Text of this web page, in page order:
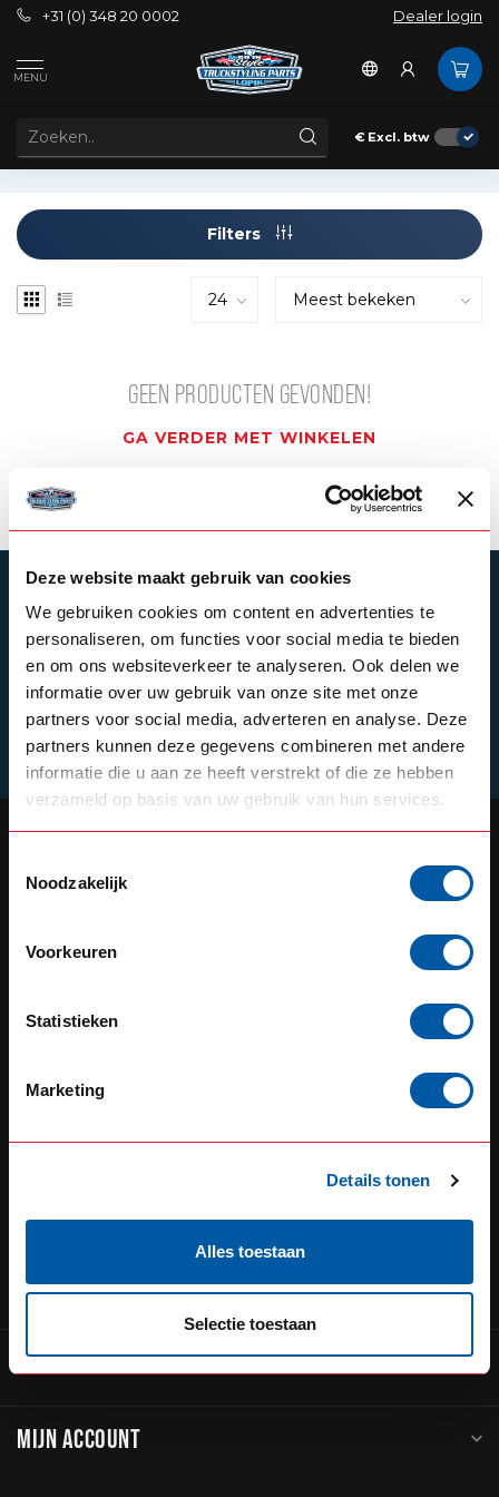
Deze website maakt gebruik van cookies
We gebruiken cookies om content en advertenties te
personaliseren, om functies voor social media te bieden
en om ons websiteverkeer te analyseren. Ook delen we
informatie over uw gebruik van onze site met onze
partners voor social media, adverteren en analyse. Deze
partners kunnen deze gegevens combineren met andere
informatie die u aan ze heeft verstrekt of die ze hebben
verzameld op basis van uw gebruik van hun services.
Noodzakelijk
Voorkeuren
Statistieken
Marketing
Details tonen
Alles toestaan
Selectie toestaan
+31 (0) 348 20 0002 Dealer login
MENU
€ Excl. btw
Tags
PRODUCTEN GETAGD MET 12" LEDBAR
Filters
GEEN PRODUCTEN GEVONDEN!
GA VERDER MET WINKELEN
ABONNEER JE OP ONZE NIEUWSBRIEF
Blijf op de hoogte over onze laatste acties
Schrijf je in
OUR REPUTATION IS BUILT ON
SERVICE
3433KL Nieuwegein
+31 (0) 348 20 0002
+31 348234444
CATEGORIEËN
INFORMATIE
MIJN ACCOUNT